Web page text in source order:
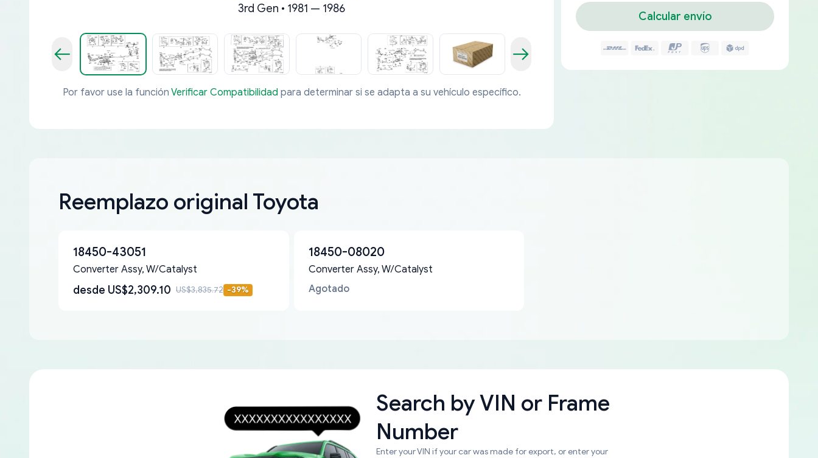
3rd Gen • 1981 — 1986
Por favor use la función Verificar Compatibilidad para determinar si se adapta a su vehículo específico.
Calcular envío
Reemplazo original Toyota
18450-43051
Converter Assy, W/Catalyst
desde US$2,309.10 US$3,835.72 -39%
18450-08020
Converter Assy, W/Catalyst
Agotado
Search byVIN or Frame
Number
Enter your VIN if your car was made for export, or enter your